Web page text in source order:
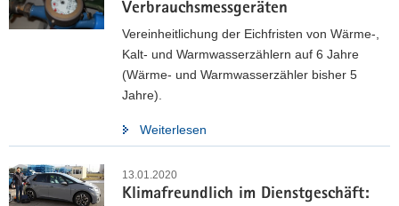
Verbrauchsmessgeräten
Vereinheitlichung der Eichfristen von Wärme-,
Kalt- und Warmwasserzählern auf 6 Jahre
(Wärme- und Warmwasserzähler bisher 5
Jahre).
Weiterlesen
13.01.2020
Klimafreundlich im Dienstgeschäft: